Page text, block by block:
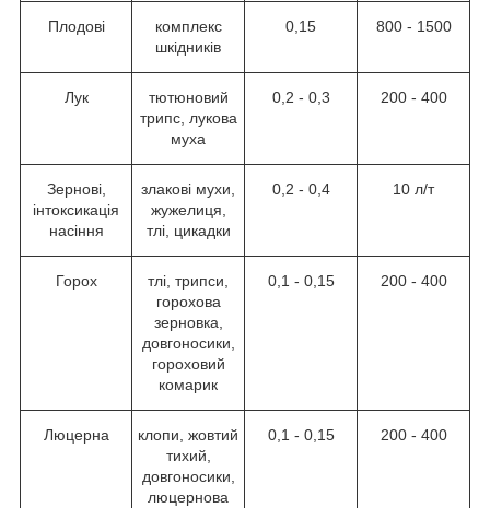
Плодові
комплекс
шкідників
0,15 800 - 1500
Лук
тютюновий
трипс, лукова
муха
0,2 - 0,3 200 - 400
Зернові,
інтоксикація
насіння
злакові мухи,
жужелиця,
тлі, цикадки
0,2 - 0,4 10 л/т
Горох
тлі, трипси,
горохова
зерновка,
довгоносики,
гороховий
комарик
0,1 - 0,15 200 - 400
Люцерна
клопи, жовтий
тихий,
довгоносики,
люцернова
0,1 - 0,15 200 - 400